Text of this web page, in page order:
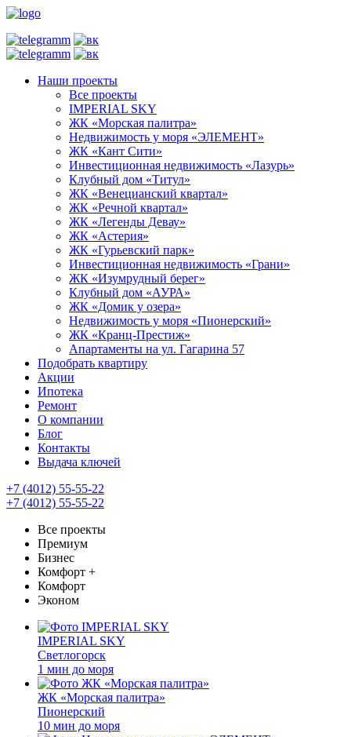
Наши проекты
Все проекты
IMPERIAL SKY
ЖК «Морская палитра»
Недвижимость у моря «ЭЛЕМЕНТ»
ЖК «Кант Сити»
Инвестиционная недвижимость «Лазурь»
Клубный дом «Титул»
ЖК «Венецианский квартал»
ЖК «Речной квартал»
ЖК «Легенды Девау»
ЖК «Астерия»
ЖК «Гурьевский парк»
Инвестиционная недвижимость «Грани»
ЖК «Изумрудный берег»
Клубный дом «АУРА»
ЖК «Домик у озера»
Недвижимость у моря «Пионерский»
ЖК «Кранц-Престиж»
Апартаменты на ул. Гагарина 57
Подобрать квартиру
Акции
Ипотека
Ремонт
О компании
Блог
Контакты
Выдача ключей
+7 (4012) 55-55-22
+7 (4012) 55-55-22
Все проекты
Премиум
Бизнес
Комфорт +
Комфорт
Эконом
IMPERIAL SKY
Светлогорск
1 мин до моря
ЖК «Морская палитра»
Пионерский
10 мин до моря